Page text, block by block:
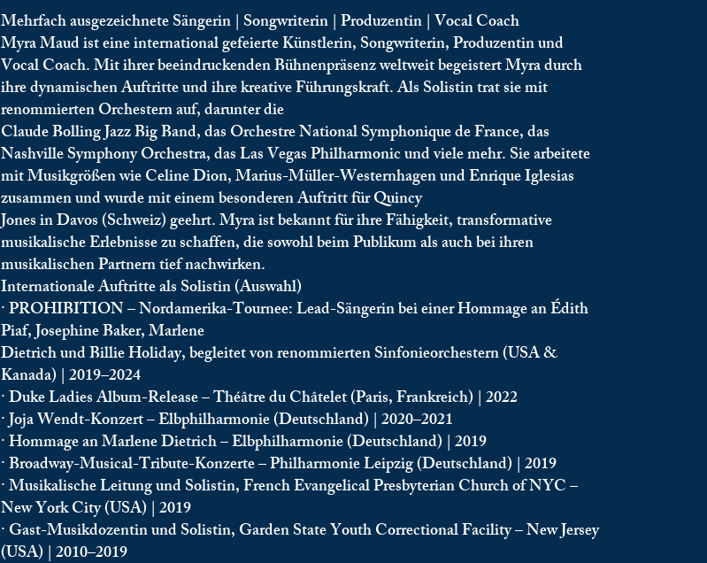
Mehrfach ausgezeichnete Sängerin | Songwriterin | Produzentin | Vocal Coach
Myra Maud ist eine international gefeierte Künstlerin, Songwriterin, Produzentin und
Vocal Coach. Mit ihrer beeindruckenden Bühnenpräsenz weltweit begeistert Myra durch
ihre dynamischen Auftritte und ihre kreative Führungskraft. Als Solistin trat sie mit
renommierten Orchestern auf, darunter die
Claude Bolling Jazz Big Band, das Orchestre National Symphonique de France, das
Nashville Symphony Orchestra, das Las Vegas Philharmonic und viele mehr. Sie arbeitete
mit Musikgrößen wie Celine Dion, Marius-Müller-Westernhagen und Enrique Iglesias
zusammen und wurde mit einem besonderen Auftritt für Quincy
Jones in Davos (Schweiz) geehrt. Myra ist bekannt für ihre Fähigkeit, transformative
musikalische Erlebnisse zu schaffen, die sowohl beim Publikum als auch bei ihren
musikalischen Partnern tief nachwirken.
Internationale Auftritte als Solistin (Auswahl)
· PROHIBITION – Nordamerika-Tournee: Lead-Sängerin bei einer Hommage an Édith
Piaf, Josephine Baker, Marlene
Dietrich und Billie Holiday, begleitet von renommierten Sinfonieorchestern (USA &
Kanada) | 2019–2024
· Duke Ladies Album-Release – Théâtre du Châtelet (Paris, Frankreich) | 2022
· Joja Wendt-Konzert – Elbphilharmonie (Deutschland) | 2020–2021
· Hommage an Marlene Dietrich – Elbphilharmonie (Deutschland) | 2019
· Broadway-Musical-Tribute-Konzerte – Philharmonie Leipzig (Deutschland) | 2019
· Musikalische Leitung und Solistin, French Evangelical Presbyterian Church of NYC –
New York City (USA) | 2019
· Gast-Musikdozentin und Solistin, Garden State Youth Correctional Facility – New Jersey
(USA) | 2010–2019